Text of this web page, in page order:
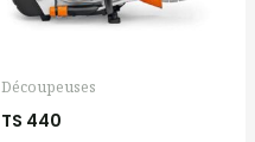
Découpeuses
TS 440